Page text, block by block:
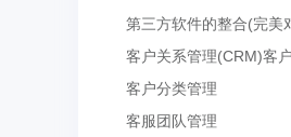
第三方软件的整合(完美
客户关系管理(CRM)客户
客户分类管理
客服团队管理